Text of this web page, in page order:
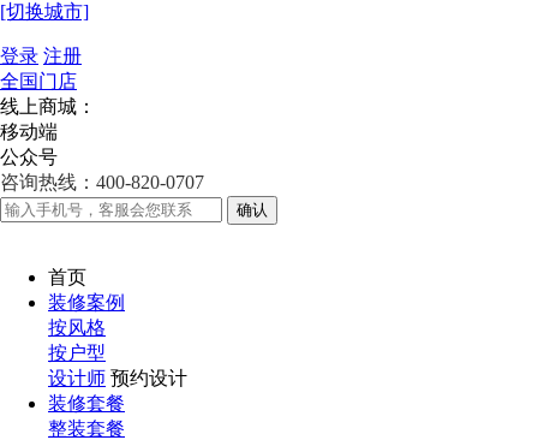
[切换城市]
登录 注册
全国门店
线上商城：
移动端
公众号
咨询热线：400-820-0707
确认
首页
装修案例
按风格
按户型
设计师 预约设计
装修套餐
整装套餐